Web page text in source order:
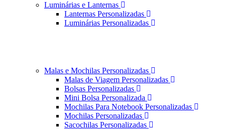
Luminárias e Lanternas
Lanternas Personalizadas
Luminárias Personalizadas
Malas e Mochilas Personalizadas
Malas de Viagem Personalizadas
Bolsas Personalizadas
Mini Bolsa Personalizada
Mochilas Para Notebook Personalizadas
Mochilas Personalizadas
Sacochilas Personalizadas